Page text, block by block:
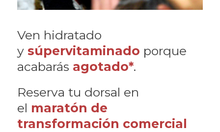
Ven hidratado
y súpervitaminado porque
acabarás agotado*.
Reserva tu dorsal en
el maratón de
transformación comercial